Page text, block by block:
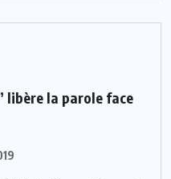
libère la parole face